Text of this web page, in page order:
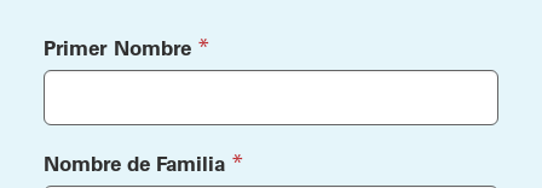
Primer Nombre (required)
*
Nombre de Familia (required)
*